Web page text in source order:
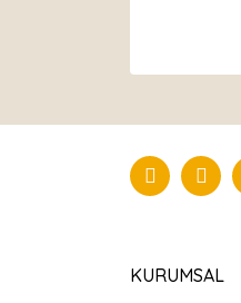
KURUMSAL